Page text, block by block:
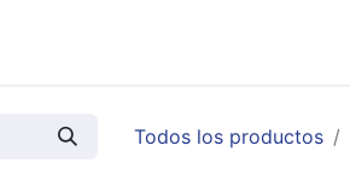
Todos los productos